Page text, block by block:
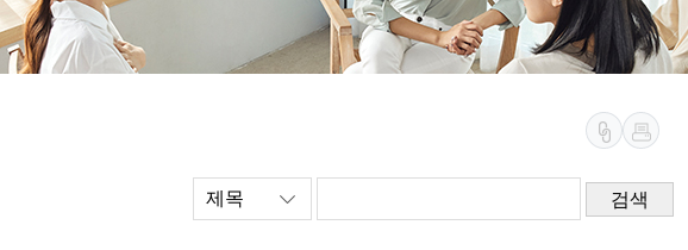
검색